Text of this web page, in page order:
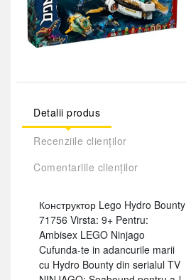
Detalii produs
Recenziile clienților
Comentariile clienților
Конструктор Lego Hydro Bounty
71756 Virsta: 9+ Pentru:
Ambisex LEGO Ninjago
Cufunda-te in adancurile marii
cu Hydro Bounty din serialul TV